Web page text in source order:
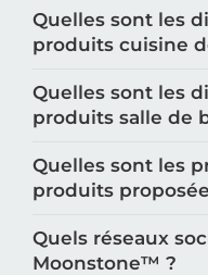
Quelles sont les
produits cuisine
Quelles sont les
produits salle de
Quelles sont les
produits
Quels réseaux
Moonstone™️ ?